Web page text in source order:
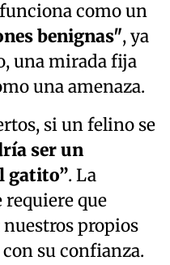
como un
benignas", ya
una mirada fija
una amenaza.
si un felino se
ser un
gatito”. La
requiere que
propios
su confianza.